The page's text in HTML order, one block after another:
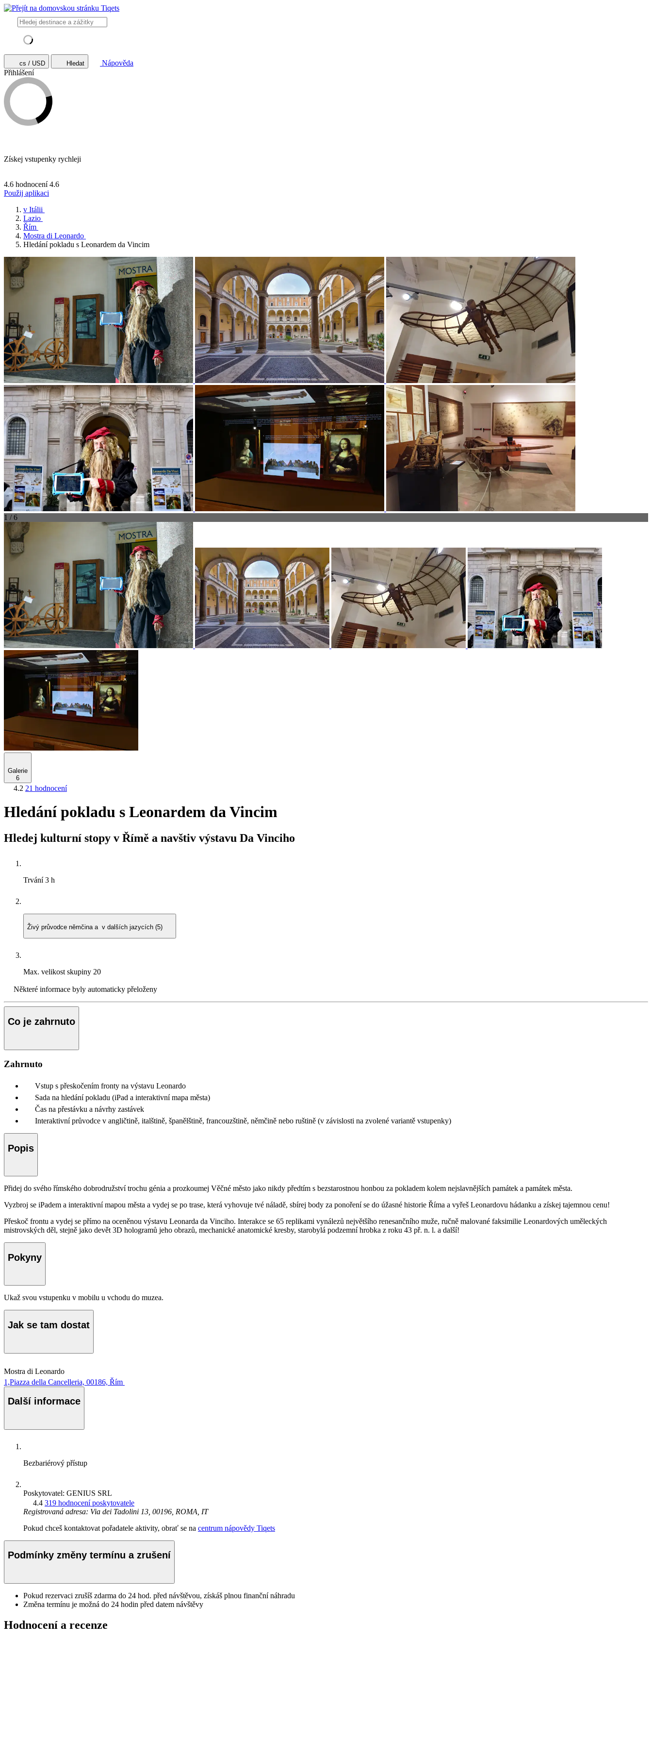
cs / USD Hledat
Nápověda
Přihlášení
Získej vstupenky rychleji
4.6 hodnocení 4.6
Použij aplikaci
v Itálii
Lazio
Řím
Mostra di Leonardo
Hledání pokladu s Leonardem da Vincim
1 / 6
Galerie
6
4.2 21 hodnocení
Hledání pokladu s Leonardem da Vincim
Hledej kulturní stopy v Římě a navštiv výstavu Da Vinciho
Trvání3 h
Živý průvodce němčina a v dalších jazycích (5)
Max. velikost skupiny 20
Některé informace byly automaticky přeloženy
Co je zahrnuto
Zahrnuto
Vstup s přeskočením fronty na výstavu Leonardo
Sada na hledání pokladu (iPad a interaktivní mapa města)
Čas na přestávku a návrhy zastávek
Interaktivní průvodce v angličtině, italštině, španělštině, francouzštině, němčině nebo ruštině (v závislosti na zvolené variantě vstupenky)
Popis
Přidej do svého římského dobrodružství trochu génia a prozkoumej Věčné město jako nikdy předtím s bezstarostnou honbou za pokladem kolem nejslavnějších památek a památek města.
Vyzbroj se iPadem a interaktivní mapou města a vydej se po trase, která vyhovuje tvé náladě, sbírej body za ponoření se do úžasné historie Říma a vyřeš Leonardovu hádanku a získej tajemnou cenu!
Přeskoč frontu a vydej se přímo na oceněnou výstavu Leonarda da Vinciho. Interakce se 65 replikami vynálezů největšího renesančního muže, ručně malované faksimilie Leonardových uměleckých
mistrovských děl, stejně jako devět 3D hologramů jeho obrazů, mechanické anatomické kresby, starobylá podzemní hrobka z roku 43 př. n. l. a další!
Pokyny
Ukaž svou vstupenku v mobilu u vchodu do muzea.
Jak se tam dostat
Mostra di Leonardo
1,Piazza della Cancelleria, 00186, Řím
Další informace
Bezbariérový přístup
Poskytovatel: GENIUS SRL
4.4 319 hodnocení poskytovatele
Registrovaná adresa: Via dei Tadolini 13, 00196, ROMA, IT
Pokud chceš kontaktovat pořadatele aktivity, obrať se na centrum nápovědy Tiqets
Podmínky změny termínu a zrušení
Pokud rezervaci zrušíš zdarma do 24 hod. před návštěvou, získáš plnou finanční náhradu
Změna termínu je možná do 24 hodin před datem návštěvy
Hodnocení a recenze